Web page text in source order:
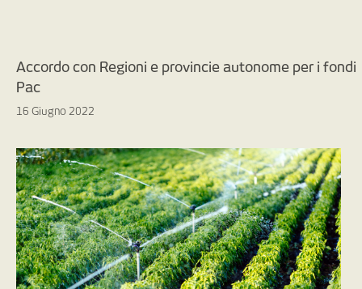
Accordo con Regioni e provincie autonome per i fondi
Pac
16 Giugno 2022